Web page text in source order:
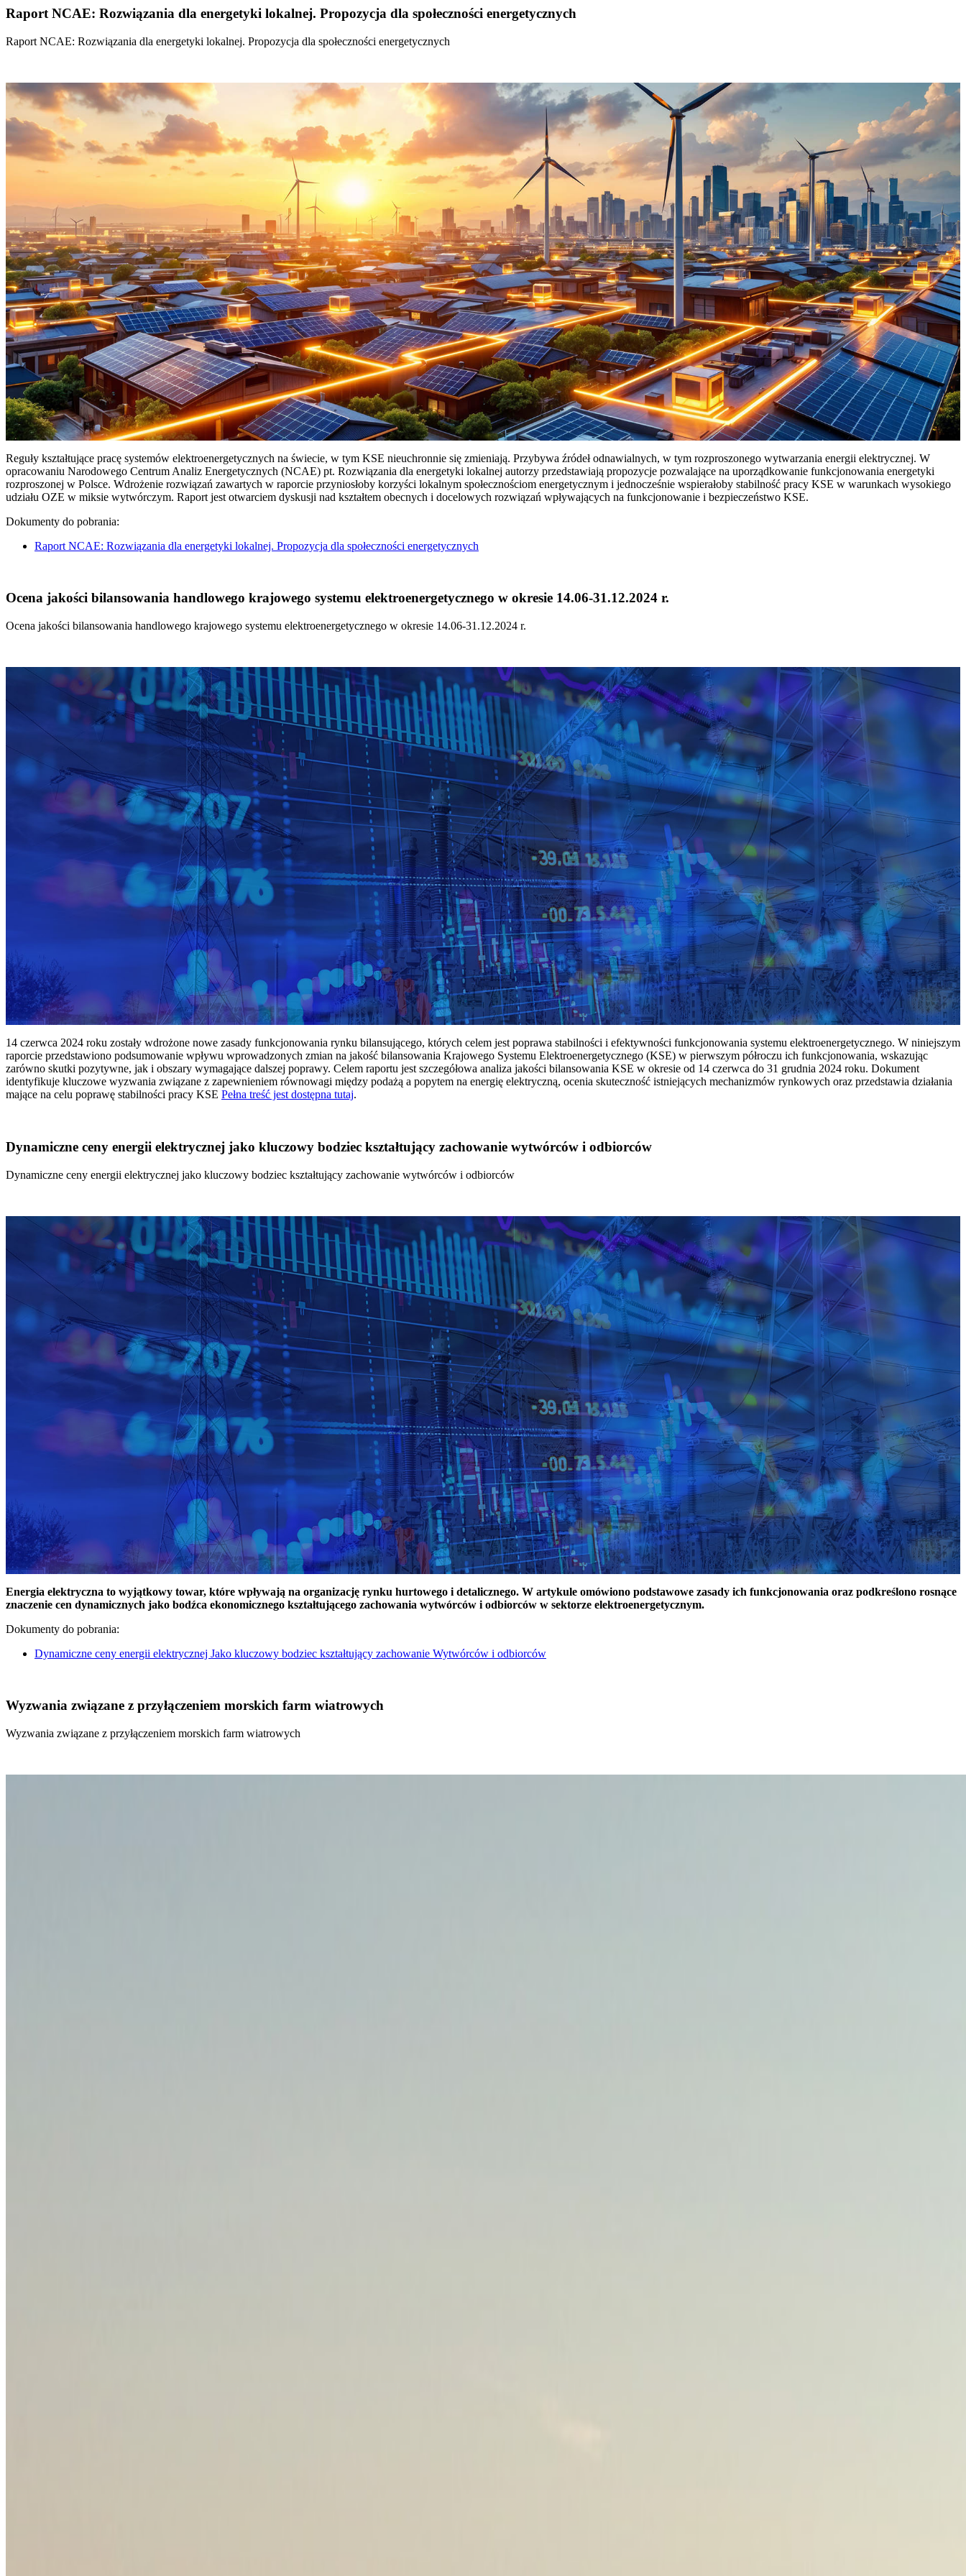
Raport NCAE: Rozwiązania dla energetyki lokalnej. Propozycja dla społeczności energetycznych
Raport NCAE: Rozwiązania dla energetyki lokalnej. Propozycja dla społeczności energetycznych
Reguły kształtujące pracę systemów elektroenergetycznych na świecie, w tym KSE nieuchronnie się zmieniają. Przybywa źródeł odnawialnych, w tym rozproszonego wytwarzania energii elektrycznej. W
opracowaniu Narodowego Centrum Analiz Energetycznych (NCAE) pt. Rozwiązania dla energetyki lokalnej autorzy przedstawiają propozycje pozwalające na uporządkowanie funkcjonowania energetyki
rozproszonej w Polsce. Wdrożenie rozwiązań zawartych w raporcie przyniosłoby korzyści lokalnym społecznościom energetycznym i jednocześnie wspierałoby stabilność pracy KSE w warunkach wysokiego
udziału OZE w miksie wytwórczym. Raport jest otwarciem dyskusji nad kształtem obecnych i docelowych rozwiązań wpływających na funkcjonowanie i bezpieczeństwo KSE.
Dokumenty do pobrania:
Raport NCAE: Rozwiązania dla energetyki lokalnej. Propozycja dla społeczności energetycznych
Ocena jakości bilansowania handlowego krajowego systemu elektroenergetycznego w okresie 14.06-31.12.2024 r.
Ocena jakości bilansowania handlowego krajowego systemu elektroenergetycznego w okresie 14.06-31.12.2024 r.
14 czerwca 2024 roku zostały wdrożone nowe zasady funkcjonowania rynku bilansującego, których celem jest poprawa stabilności i efektywności funkcjonowania systemu elektroenergetycznego. W niniejszym
raporcie przedstawiono podsumowanie wpływu wprowadzonych zmian na jakość bilansowania Krajowego Systemu Elektroenergetycznego (KSE) w pierwszym półroczu ich funkcjonowania, wskazując
zarówno skutki pozytywne, jak i obszary wymagające dalszej poprawy. Celem raportu jest szczegółowa analiza jakości bilansowania KSE w okresie od 14 czerwca do 31 grudnia 2024 roku. Dokument
identyfikuje kluczowe wyzwania związane z zapewnieniem równowagi między podażą a popytem na energię elektryczną, ocenia skuteczność istniejących mechanizmów rynkowych oraz przedstawia działania
mające na celu poprawę stabilności pracy KSE Pełna treść jest dostępna tutaj.
Dynamiczne ceny energii elektrycznej jako kluczowy bodziec kształtujący zachowanie wytwórców i odbiorców
Dynamiczne ceny energii elektrycznej jako kluczowy bodziec kształtujący zachowanie wytwórców i odbiorców
Energia elektryczna to wyjątkowy towar, które wpływają na organizację rynku hurtowego i detalicznego. W artykule omówiono podstawowe zasady ich funkcjonowania oraz podkreślono rosnące
znaczenie cen dynamicznych jako bodźca ekonomicznego kształtującego zachowania wytwórców i odbiorców w sektorze elektroenergetycznym.
Dokumenty do pobrania:
Dynamiczne ceny energii elektrycznej Jako kluczowy bodziec kształtujący zachowanie Wytwórców i odbiorców
Wyzwania związane z przyłączeniem morskich farm wiatrowych
Wyzwania związane z przyłączeniem morskich farm wiatrowych